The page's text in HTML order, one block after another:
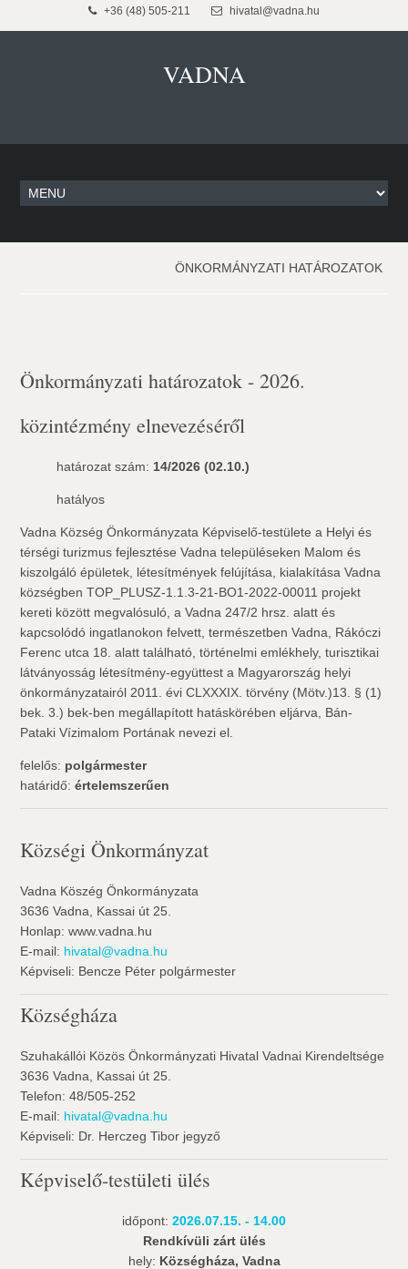
+36 (48) 505-211 hivatal@vadna.hu
VADNA
ÖNKORMÁNYZATI HATÁROZATOK
Önkormányzati határozatok - 2026.
közintézmény elnevezéséről
határozat szám: 14/2026 (02.10.)
hatályos
Vadna Község Önkormányzata Képviselő-testülete a Helyi és
térségi turizmus fejlesztése Vadna településeken Malom és
kiszolgáló épületek, létesítmények felújítása, kialakítása Vadna
községben TOP_PLUSZ-1.1.3-21-BO1-2022-00011 projekt
kereti között megvalósuló, a Vadna 247/2 hrsz. alatt és
kapcsolódó ingatlanokon felvett, természetben Vadna, Rákóczi
Ferenc utca 18. alatt található, történelmi emlékhely, turisztikai
látványosság létesítmény-együttest a Magyarország helyi
önkormányzatairól 2011. évi CLXXXIX. törvény (Mötv.)13. § (1)
bek. 3.) bek-ben megállapított hatáskörében eljárva, Bán-
Pataki Vízimalom Portának nevezi el.
felelős: polgármester
határidő:értelemszerűen
Községi Önkormányzat
Vadna Köszég Önkormányzata
3636 Vadna, Kassai út 25.
Honlap: www.vadna.hu
E-mail: hivatal@vadna.hu
Képviseli: Bencze Péter polgármester
Községháza
Szuhakállói Közös Önkormányzati Hivatal Vadnai Kirendeltsége
3636 Vadna, Kassai út 25.
Telefon: 48/505-252
E-mail: hivatal@vadna.hu
Képviseli: Dr. Herczeg Tibor jegyző
Képviselő-testületi ülés
időpont: 2026.07.15. - 14.00
Rendkívüli zárt ülés
hely: Községháza, Vadna